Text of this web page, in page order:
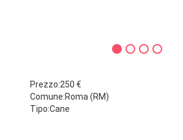
Prezzo:250 €
Comune:Roma (RM)
Tipo:Cane